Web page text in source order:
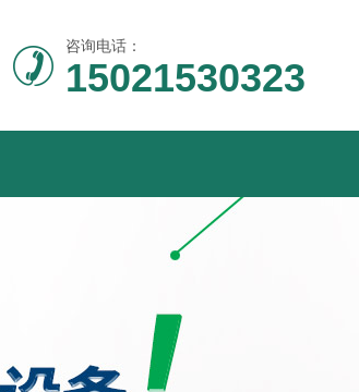
咨询电话：
15021530323